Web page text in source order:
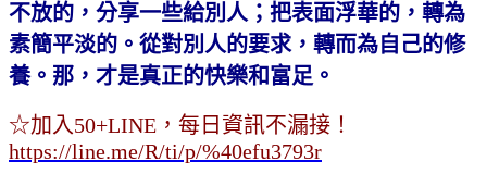
不放的，分享一些給別人；把表面浮華的，轉為
素簡平淡的。從對別人的要求，轉而為自己的修
養。那，才是真正的快樂和富足。
☆加入50+LINE，每日資訊不漏接！
https://line.me/R/ti/p/%40efu3793r